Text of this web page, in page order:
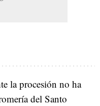
la procesión no ha
del Santo